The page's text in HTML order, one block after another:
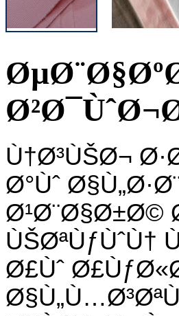
Ù†Ø³ÙŠØ¬
Ø°Ùˆ
Ø¹Ø¨Ø§Ø±Ø©
Ø£Ùˆ